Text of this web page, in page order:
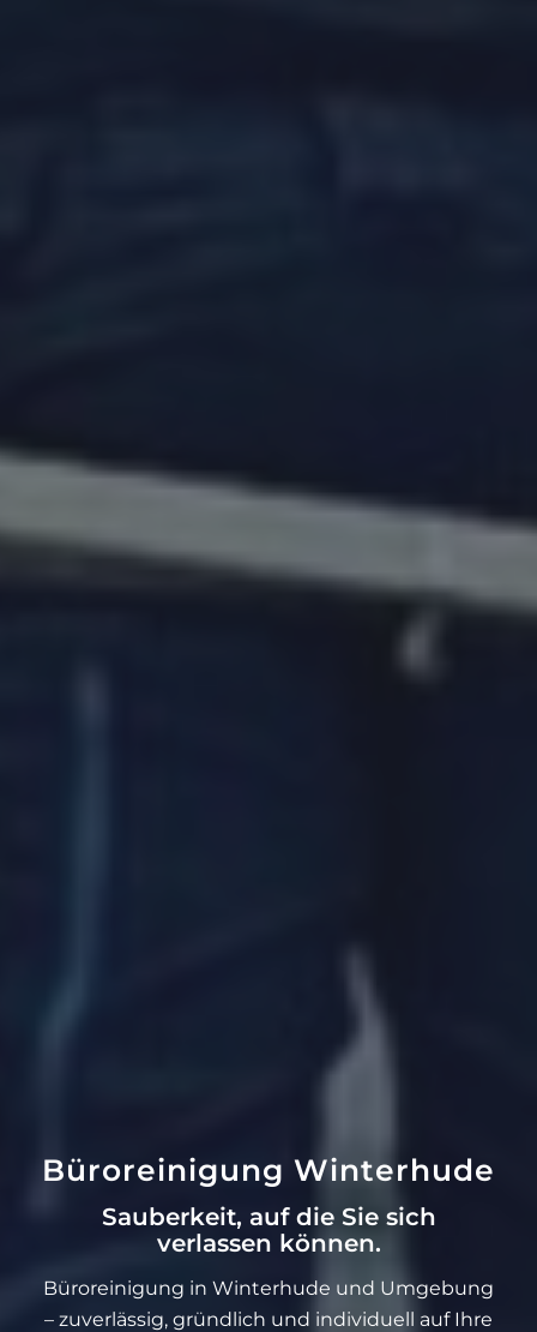
Büroreinigung Winterhude
Sauberkeit, auf die Sie sich
verlassen können.
Büroreinigung in Winterhude und Umgebung
– zuverlässig, gründlich und individuell auf Ihre